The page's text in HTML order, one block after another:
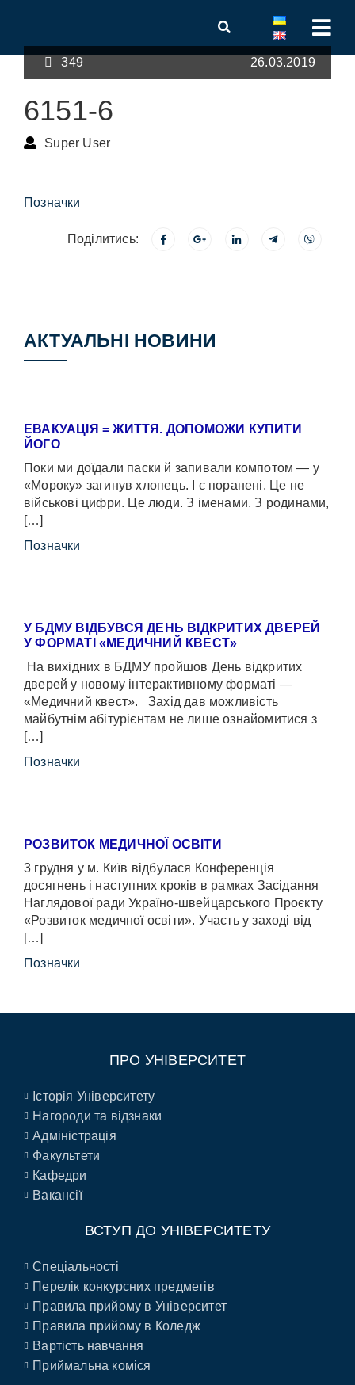
349 26.03.2019
6151-6
Super User
Позначки
Поділитись:
АКТУАЛЬНІ НОВИНИ
ЕВАКУАЦІЯ = ЖИТТЯ. ДОПОМОЖИ КУПИТИ
ЙОГО
Поки ми доїдали паски й запивали компотом — у
«Мороку» загинув хлопець. І є поранені. Це не
військові цифри. Це люди. З іменами. З родинами,
[…]
Позначки
У БДМУ ВІДБУВСЯ ДЕНЬ ВІДКРИТИХ ДВЕРЕЙ
У ФОРМАТІ «МЕДИЧНИЙ КВЕСТ»
На вихідних в БДМУ пройшов День відкритих
дверей у новому інтерактивному форматі —
«Медичний квест». Захід дав можливість
майбутнім абітурієнтам не лише ознайомитися з
[…]
Позначки
РОЗВИТОК МЕДИЧНОЇ ОСВІТИ
3 грудня у м. Київ відбулася Конференція
досягнень і наступних кроків в рамках Засідання
Наглядової ради Україно-швейцарського Проєкту
«Розвиток медичної освіти». Участь у заході від
[…]
Позначки
ПРО УНІВЕРСИТЕТ
Історія Університету
Нагороди та відзнаки
Адміністрація
Факультети
Кафедри
Вакансії
ВСТУП ДО УНІВЕРСИТЕТУ
Спеціальності
Перелік конкурсних предметів
Правила прийому в Університет
Правила прийому в Коледж
Вартість навчання
Приймальна коміся